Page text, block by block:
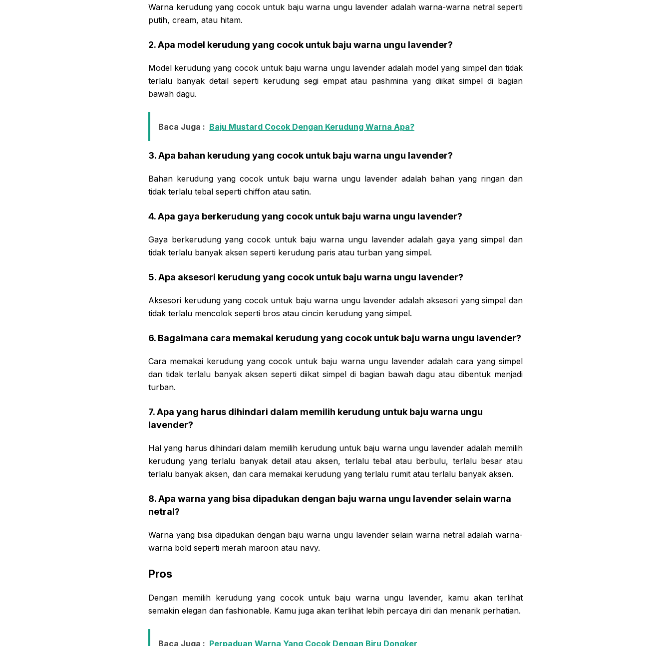
Warna kerudung yang cocok untuk baju warna ungu lavender adalah warna-warna netral seperti
putih, cream, atau hitam.
2. Apa model kerudung yang cocok untuk baju warna ungu lavender?
Model kerudung yang cocok untuk baju warna ungu lavender adalah model yang simpel dan tidak
terlalu banyak detail seperti kerudung segi empat atau pashmina yang diikat simpel di bagian
bawah dagu.
Baca Juga : Baju Mustard Cocok Dengan Kerudung Warna Apa?
3. Apa bahan kerudung yang cocok untuk baju warna ungu lavender?
Bahan kerudung yang cocok untuk baju warna ungu lavender adalah bahan yang ringan dan
tidak terlalu tebal seperti chiffon atau satin.
4. Apa gaya berkerudung yang cocok untuk baju warna ungu lavender?
Gaya berkerudung yang cocok untuk baju warna ungu lavender adalah gaya yang simpel dan
tidak terlalu banyak aksen seperti kerudung paris atau turban yang simpel.
5. Apa aksesori kerudung yang cocok untuk baju warna ungu lavender?
Aksesori kerudung yang cocok untuk baju warna ungu lavender adalah aksesori yang simpel dan
tidak terlalu mencolok seperti bros atau cincin kerudung yang simpel.
6. Bagaimana cara memakai kerudung yang cocok untuk baju warna ungu lavender?
Cara memakai kerudung yang cocok untuk baju warna ungu lavender adalah cara yang simpel
dan tidak terlalu banyak aksen seperti diikat simpel di bagian bawah dagu atau dibentuk menjadi
turban.
7. Apa yang harus dihindari dalam memilih kerudung untuk baju warna ungu
lavender?
Hal yang harus dihindari dalam memilih kerudung untuk baju warna ungu lavender adalah memilih
kerudung yang terlalu banyak detail atau aksen, terlalu tebal atau berbulu, terlalu besar atau
terlalu banyak aksen, dan cara memakai kerudung yang terlalu rumit atau terlalu banyak aksen.
8. Apa warna yang bisa dipadukan dengan baju warna ungu lavender selain warna
netral?
Warna yang bisa dipadukan dengan baju warna ungu lavender selain warna netral adalah warna-
warna bold seperti merah maroon atau navy.
Pros
Dengan memilih kerudung yang cocok untuk baju warna ungu lavender, kamu akan terlihat
semakin elegan dan fashionable. Kamu juga akan terlihat lebih percaya diri dan menarik perhatian.
Baca Juga : Perpaduan Warna Yang Cocok Dengan Biru Dongker